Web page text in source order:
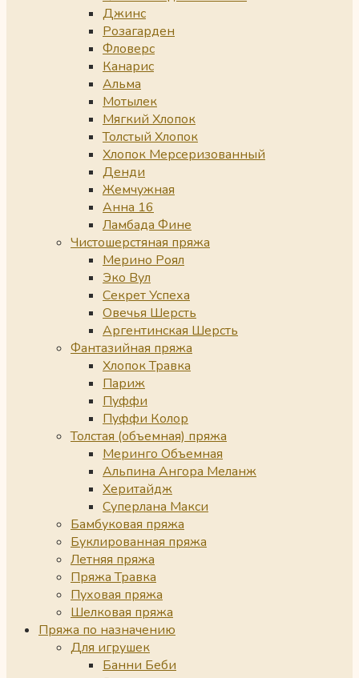
Джинс
Розагарден
Фловерс
Канарис
Альма
Мотылек
Мягкий Хлопок
Толстый Хлопок
Хлопок Мерсеризованный
Денди
Жемчужная
Анна 16
Ламбада Фине
Чистошерстяная пряжа
Мерино Роял
Эко Вул
Секрет Успеха
Овечья Шерсть
Аргентинская Шерсть
Фантазийная пряжа
Хлопок Травка
Париж
Пуффи
Пуффи Колор
Толстая (объемная) пряжа
Меринго Объемная
Альпина Ангора Меланж
Херитайдж
Суперлана Макси
Бамбуковая пряжа
Буклированная пряжа
Летняя пряжа
Пряжа Травка
Пуховая пряжа
Шелковая пряжа
Пряжа по назначению
Для игрушек
Банни Беби